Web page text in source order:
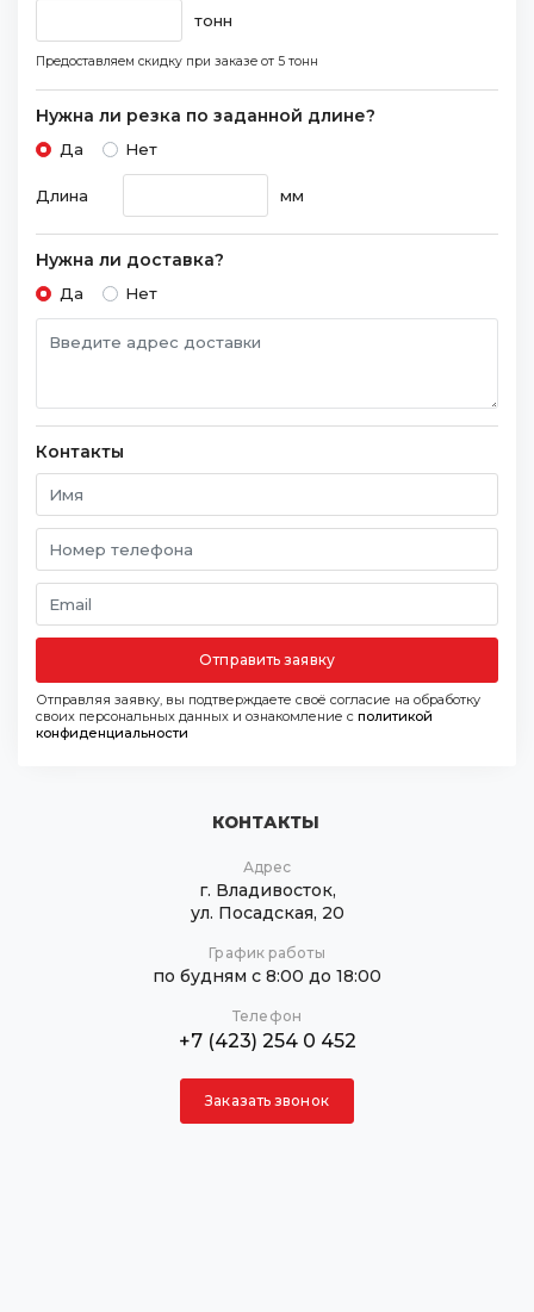
тонн
Предоставляем скидку при заказе от 5 тонн
Нужна ли резка по заданной длине?
Да Нет
Длина мм
Нужна ли доставка?
Да Нет
Контакты
Отправить заявку
Отправляя заявку, вы подтверждаете своё согласие на обработку
своих персональных данных и ознакомление с политикой
конфиденциальности
КОНТАКТЫ
Адрес
г. Владивосток,
ул. Посадская, 20
График работы
по будням с 8:00 до 18:00
Телефон
+7 (423) 254 0 452
Заказать звонок